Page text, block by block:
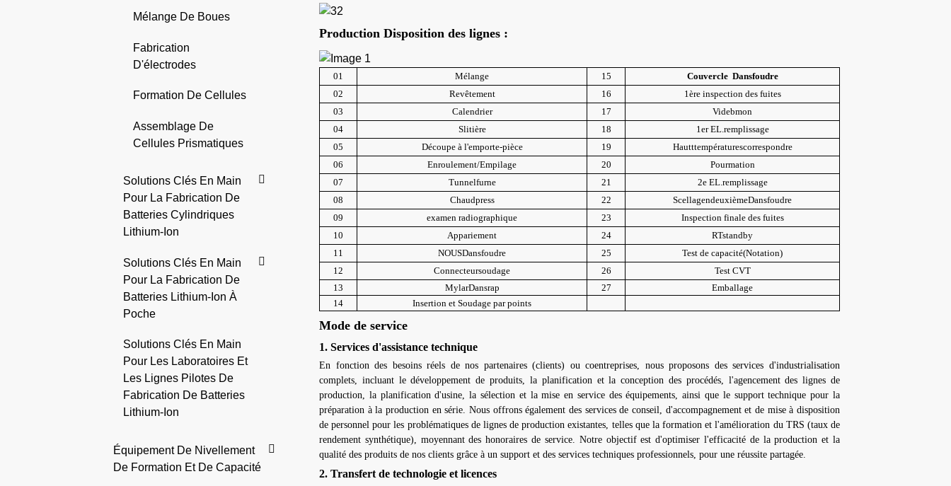
Mélange De Boues
Fabrication
D'électrodes
Formation De Cellules
Assemblage De
Cellules Prismatiques
Solutions Clés En Main
Pour La Fabrication De
Batteries Cylindriques
Lithium-Ion
Solutions Clés En Main
Pour La Fabrication De
Batteries Lithium-Ion À
Poche
Solutions Clés En Main
Pour Les Laboratoires Et
Les Lignes Pilotes De
Fabrication De Batteries
Lithium-Ion
Équipement De Nivellement
De Formation Et De Capacité
Production Disposition des lignes :
01 Mélange 15 Couvercle Dansfoudre
02
Revêtement 16
1ère inspection des fuites
03
Calendrier 17 Videbmon
04
Slitière 18 1er EL.remplissage
05
Découpe à l'emporte-pièce 19 Hautttempératurescorrespondre
06
Enroulement/Empilage 20 Pourmation
07
Tunnelfurne 21 2e EL.remplissage
08
Chaudpress 22 ScellagendeuxièmeDansfoudre
09
examen radiographique 23
Inspection finale des fuites
10
Appariement 24 RTstandby
11
NOUSDansfoudre 25 Test de capacité(Notation)
12
Connecteursoudage 26
Test CVT
13
MylarDansrap 27
Emballage
14
Insertion et Soudage par points
Mode de service
1. Services d'assistance technique
En fonction des besoins réels de nos partenaires (clients) ou coentreprises, nous proposons des services d'industrialisation
complets, incluant le développement de produits, la planification et la conception des procédés, l'agencement des lignes de
production, la planification d'usine, la sélection et la mise en service des équipements, ainsi que le support technique pour la
préparation à la production en série. Nous offrons également des services de conseil, d'accompagnement et de mise à disposition
de personnel pour les problématiques de lignes de production existantes, telles que la formation et l'amélioration du TRS (taux de
rendement synthétique), moyennant des honoraires de service. Notre objectif est d'optimiser l'efficacité de la production et la
qualité des produits de nos clients grâce à un support et des services techniques professionnels, pour une réussite partagée.
2. Transfert de technologie et licences